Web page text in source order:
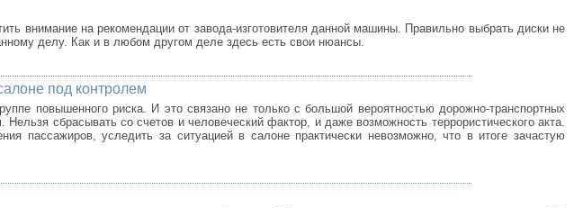
внимание на рекомендации от завода-изготовителя данной машины. Правильно выбрать диски не
делу. Как и в любом другом деле здесь есть свои нюансы.
под контролем
повышенного риска. И это связано не только с большой вероятностью дорожно-транспортных
сбрасывать со счетов и человеческий фактор, и даже возможность террористического акта.
пассажиров, уследить за ситуацией в салоне практически невозможно, что в итоге зачастую